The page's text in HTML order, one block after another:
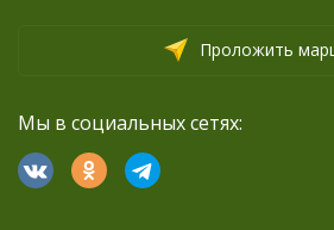
Проложить
Мы в социальных сетях: